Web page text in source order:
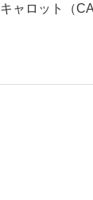
キャロット（CA